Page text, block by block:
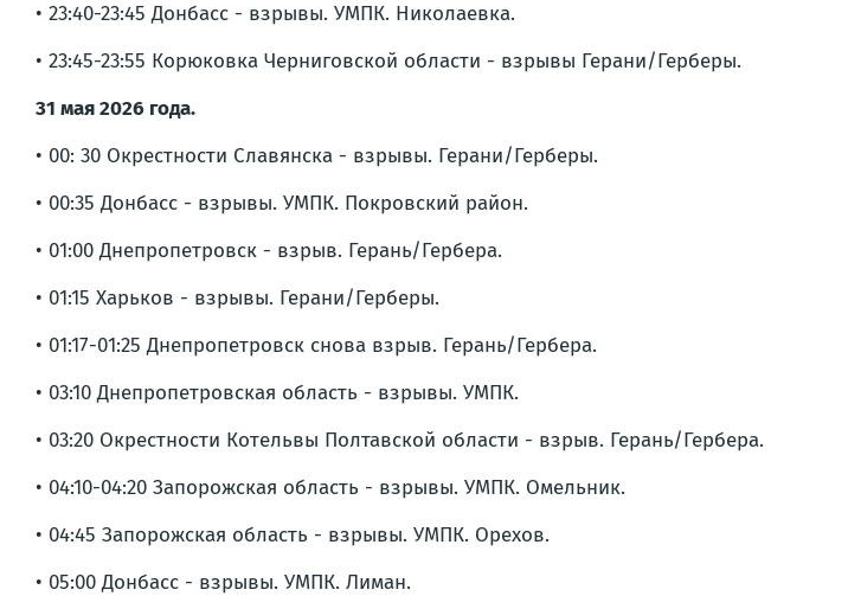
• 23:40-23:45 Донбасс - взрывы. УМПК. Николаевка.
• 23:45-23:55 Корюковка Черниговской области - взрывы Герани/Герберы.
31 мая 2026 года.
• 00: 30 Окрестности Славянска - взрывы. Герани/Герберы.
• 00:35 Донбасс - взрывы. УМПК. Покровский район.
• 01:00 Днепропетровск - взрыв. Герань/Гербера.
• 01:15 Харьков - взрывы. Герани/Герберы.
• 01:17-01:25 Днепропетровск снова взрыв. Герань/Гербера.
• 03:10 Днепропетровская область - взрывы. УМПК.
• 03:20 Окрестности Котельвы Полтавской области - взрыв. Герань/Гербера.
• 04:10-04:20 Запорожская область - взрывы. УМПК. Омельник.
• 04:45 Запорожская область - взрывы. УМПК. Орехов.
• 05:00 Донбасс - взрывы. УМПК. Лиман.